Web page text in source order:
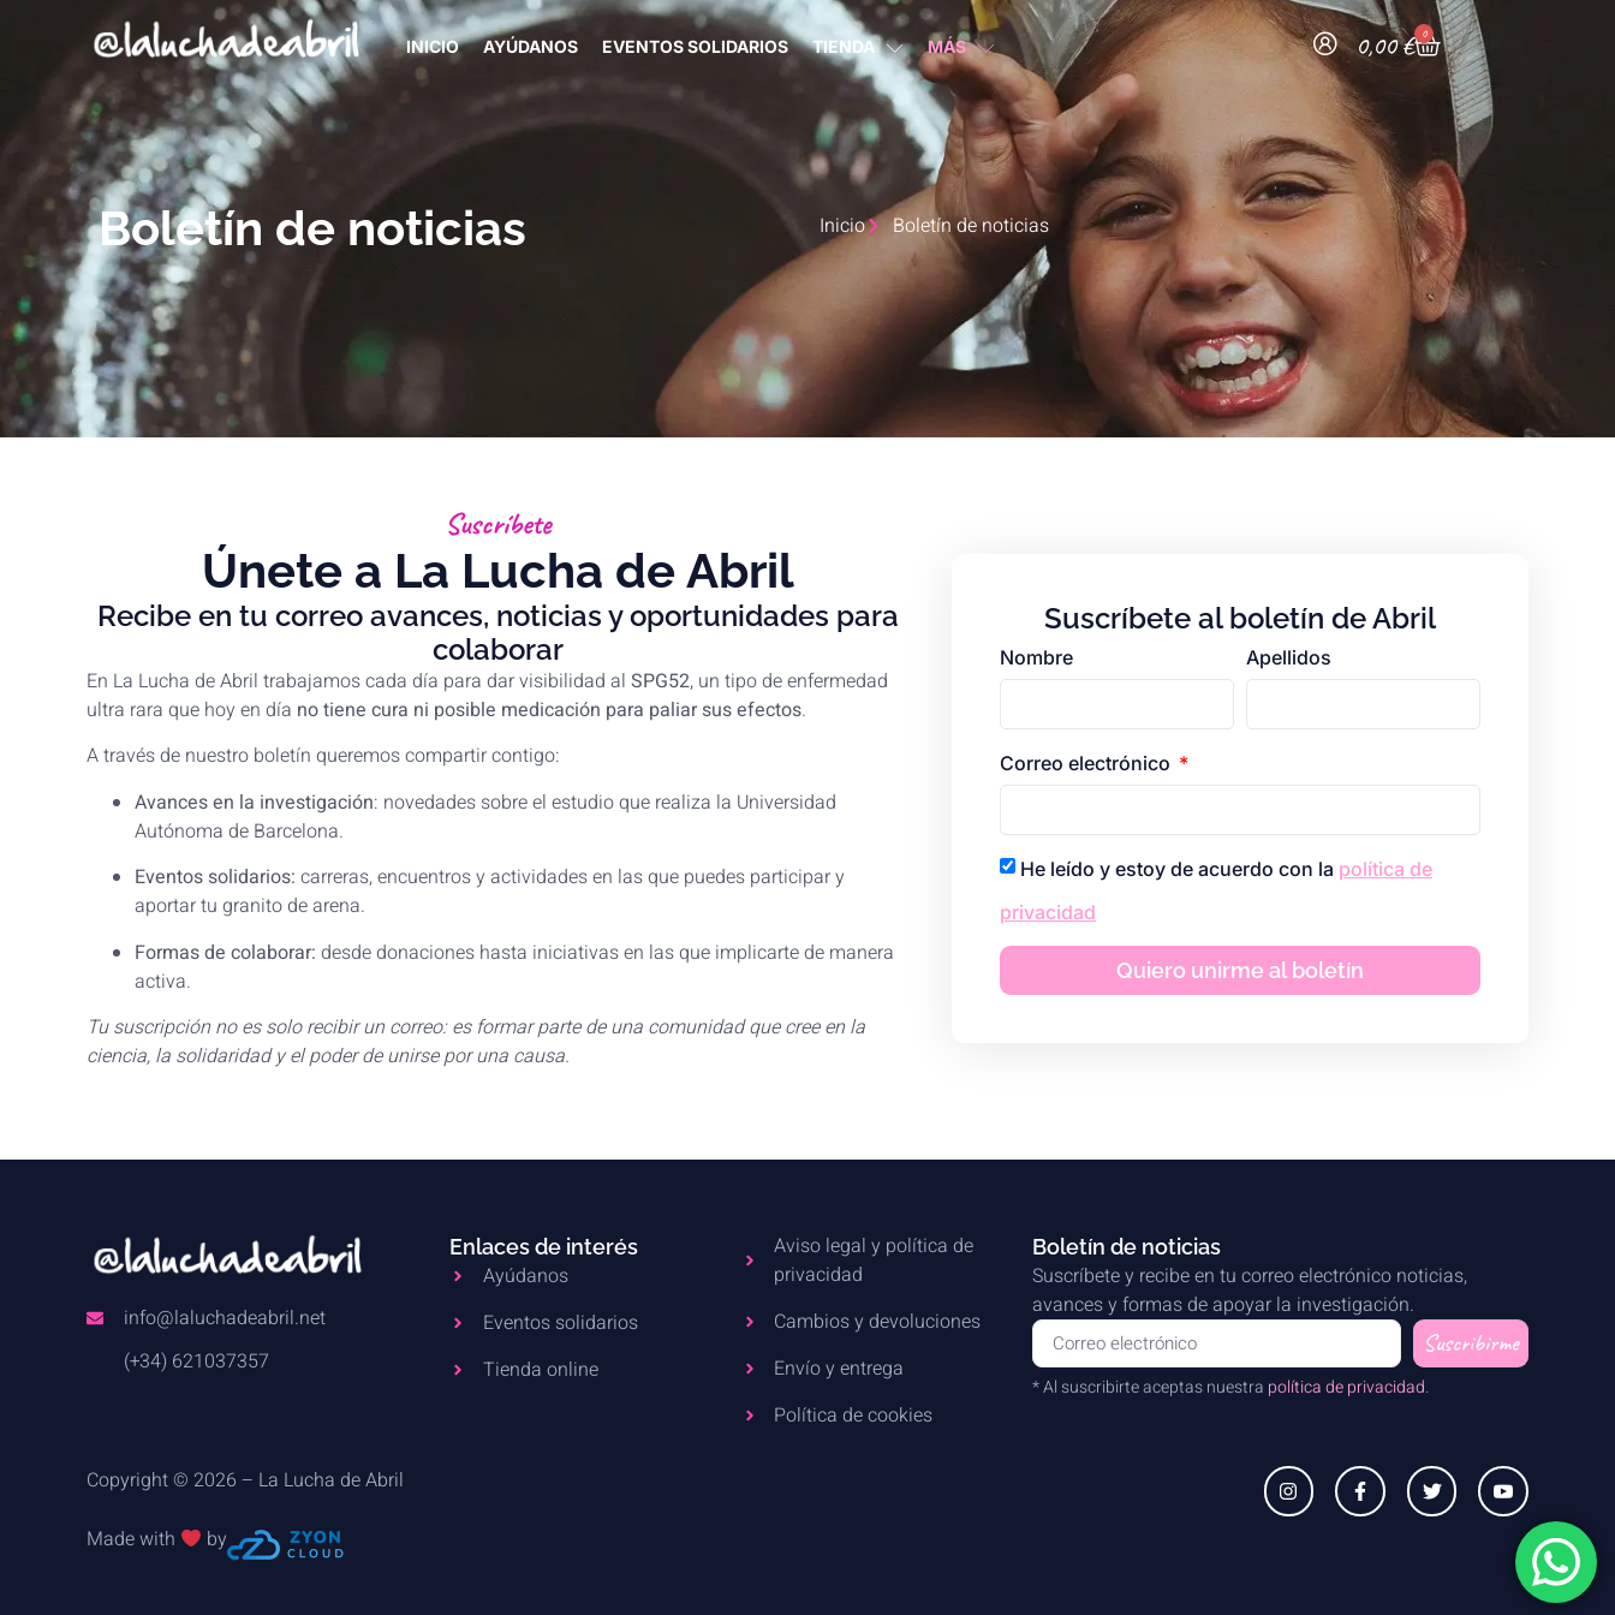
INICIO AYÚDANOS EVENTOS SOLIDARIOS TIENDA MÁS 0,00€ 0
Boletín de noticias Inicio Boletín de noticias
Suscríbete al boletín de Abril
Nombre Apellidos
Correo electrónico
He leído y estoy de acuerdo con la política de
privacidad
Quiero unirme al boletín
Suscríbete
Únete a La Lucha de Abril
Recibe en tu correo avances, noticias y oportunidades para
colaborar
En La Lucha de Abril trabajamos cada día para dar visibilidad al SPG52, un tipo de enfermedad
ultra rara que hoy en día no tiene cura ni posible medicación para paliar sus efectos.
A través de nuestro boletín queremos compartir contigo:
Avances en la investigación: novedades sobre el estudio que realiza la Universidad
Autónoma de Barcelona.
Eventos solidarios: carreras, encuentros y actividades en las que puedes participar y
aportar tu granito de arena.
Formas de colaborar: desde donaciones hasta iniciativas en las que implicarte de manera
activa.
Tu suscripción no es solo recibir un correo: es formar parte de una comunidad que cree en la
ciencia, la solidaridad y el poder de unirse por una causa.
info@laluchadeabril.net
(+34) 621037357
Enlaces de interés
Ayúdanos
Eventos solidarios
Tienda online
Aviso legal y política de
privacidad
Cambios y devoluciones
Envío y entrega
Política de cookies
Boletín de noticias
Suscríbete y recibe en tu correo electrónico noticias,
avances y formas de apoyar la investigación.
Suscribirme
* Al suscribirte aceptas nuestra política de privacidad.
Copyright © 2026 – La Lucha de Abril
Made with by